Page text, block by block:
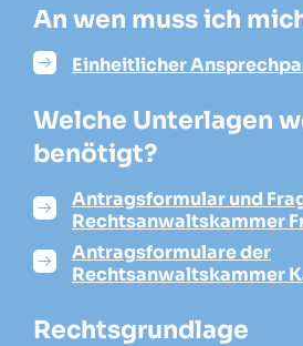
An wen muss ich
Einheitlicher
Welche Unterlagen
benötigt?
Antragsformular und
Rechtsanwaltskammer
Antragsformulare der
Rechtsanwaltskammer
Rechtsgrundlage